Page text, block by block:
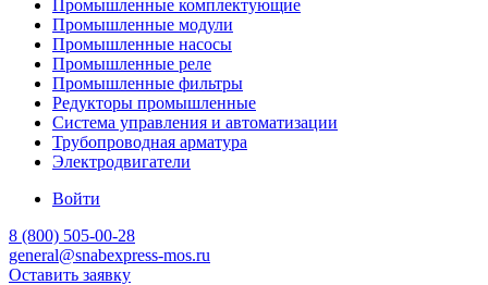
Промышленные комплектующие
Промышленные модули
Промышленные насосы
Промышленные реле
Промышленные фильтры
Редукторы промышленные
Система управления и автоматизации
Трубопроводная арматура
Электродвигатели
Войти
8 (800) 505-00-28
general@snabexpress-mos.ru
Оставить заявку